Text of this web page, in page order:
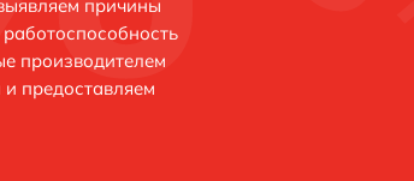
причины
производителем
предоставляем